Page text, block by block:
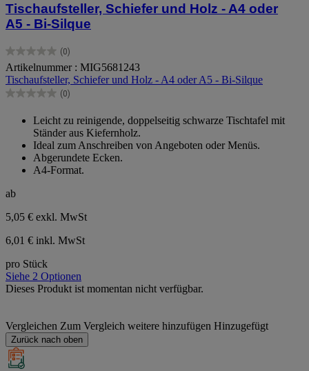
Tischaufsteller, Schiefer und Holz - A4 oder
A5 - Bi-Silque
(0)
0.0
von
5
Sternen.
Artikelnummer : MIG5681243
Tischaufsteller, Schiefer und Holz - A4 oder A5 - Bi-Silque
(0)
0.0
Sternen.
Leicht zu reinigende, doppelseitig schwarze Tischtafel mit
Ständer aus Kiefernholz.
Ideal zum Anschreiben von Angeboten oder Menüs.
Abgerundete Ecken.
A4-Format.
ab
5,05 € exkl. MwSt
6,01 € inkl. MwSt
pro Stück
Siehe 2 Optionen
Dieses Produkt ist momentan nicht verfügbar.
Vergleichen Zum Vergleich weitere hinzufügen Hinzugefügt
Zurück nach oben